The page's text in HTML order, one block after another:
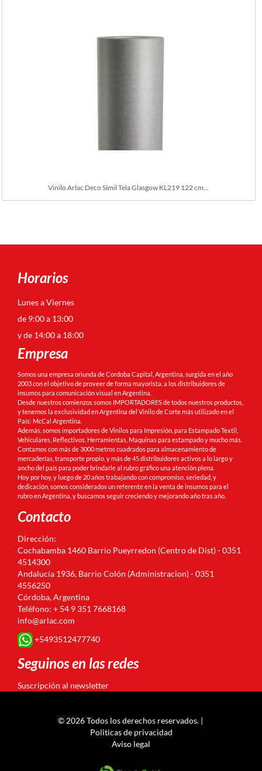
Vinilo Arlac Deco Simil Tela Glasgow KL219 122 cm...
Horarios
Lunes a Viernes
de 9:00 a 13:00
y de 14:00 a 18:00
Empresa
Somos una empresa oriunda de Cordoba Capital, Argentina, surgida en el año
2003 con el objetivo de proveer de forma mayorista, a los distribuidores de
insumos para comunicación visual en Argentina.
Desde nuestros comienzos somos IMPORTADORES de todos nuestros productos,
y tenemos la exclusividad en Argentina del Vinilo de Corte más utilizado en el
País: McCal Argentina.
Además, somos importadores de Vinilos para Impresión, para Estampado Textil,
Vehiculares, Reflectivos, Herramientas, Maquinas para estampado y mucho más.
Contamos con más de 3000 metros cuadrados para almacenamiento de
mercaderías, transporte propio, y más de 45 distribuidores activos a lo largo y
ancho del país para poder brindarle al rubro gráfico una atención plena.
Hoy por hoy, y luego de 20 años trabajando con compromiso, seriedad, y
dedicación, somos considerados un referente en la venta de insumos para el
rubro en Argentina, y buscamos seguir creciendo y mejorando año tras año.
Contacto
Dirección:
Cochabamba 1460 Barrio Pueyrredon (Centro de Dist) - 0351
4514300
Andalucía 1936, Barrio Colón (Administracion) - 0351
4556250
Córdoba, Argentina
Teléfono: + 54 9 351 7668168
info@arlac.com
+5493512477740
Seguinos en las redes
Suscripción al newsletter
© 2026 Todos los derechos reservados. |
Politicas de privacidad
Aviso legal